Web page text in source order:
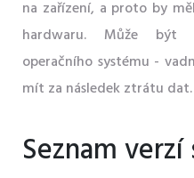
na zařízení, a proto by
hardwaru. Může být
operačního systému -
mít za následek ztrátu dat.
Seznam